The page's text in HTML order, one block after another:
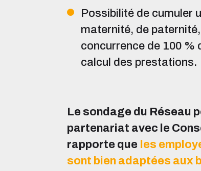
Possibilité de cumuler
maternité, de
concurrence de 100 %
calcul des prestations.
Le sondage du Réseau
partenariat avec le
rapporte que les
sont bien adaptées aux